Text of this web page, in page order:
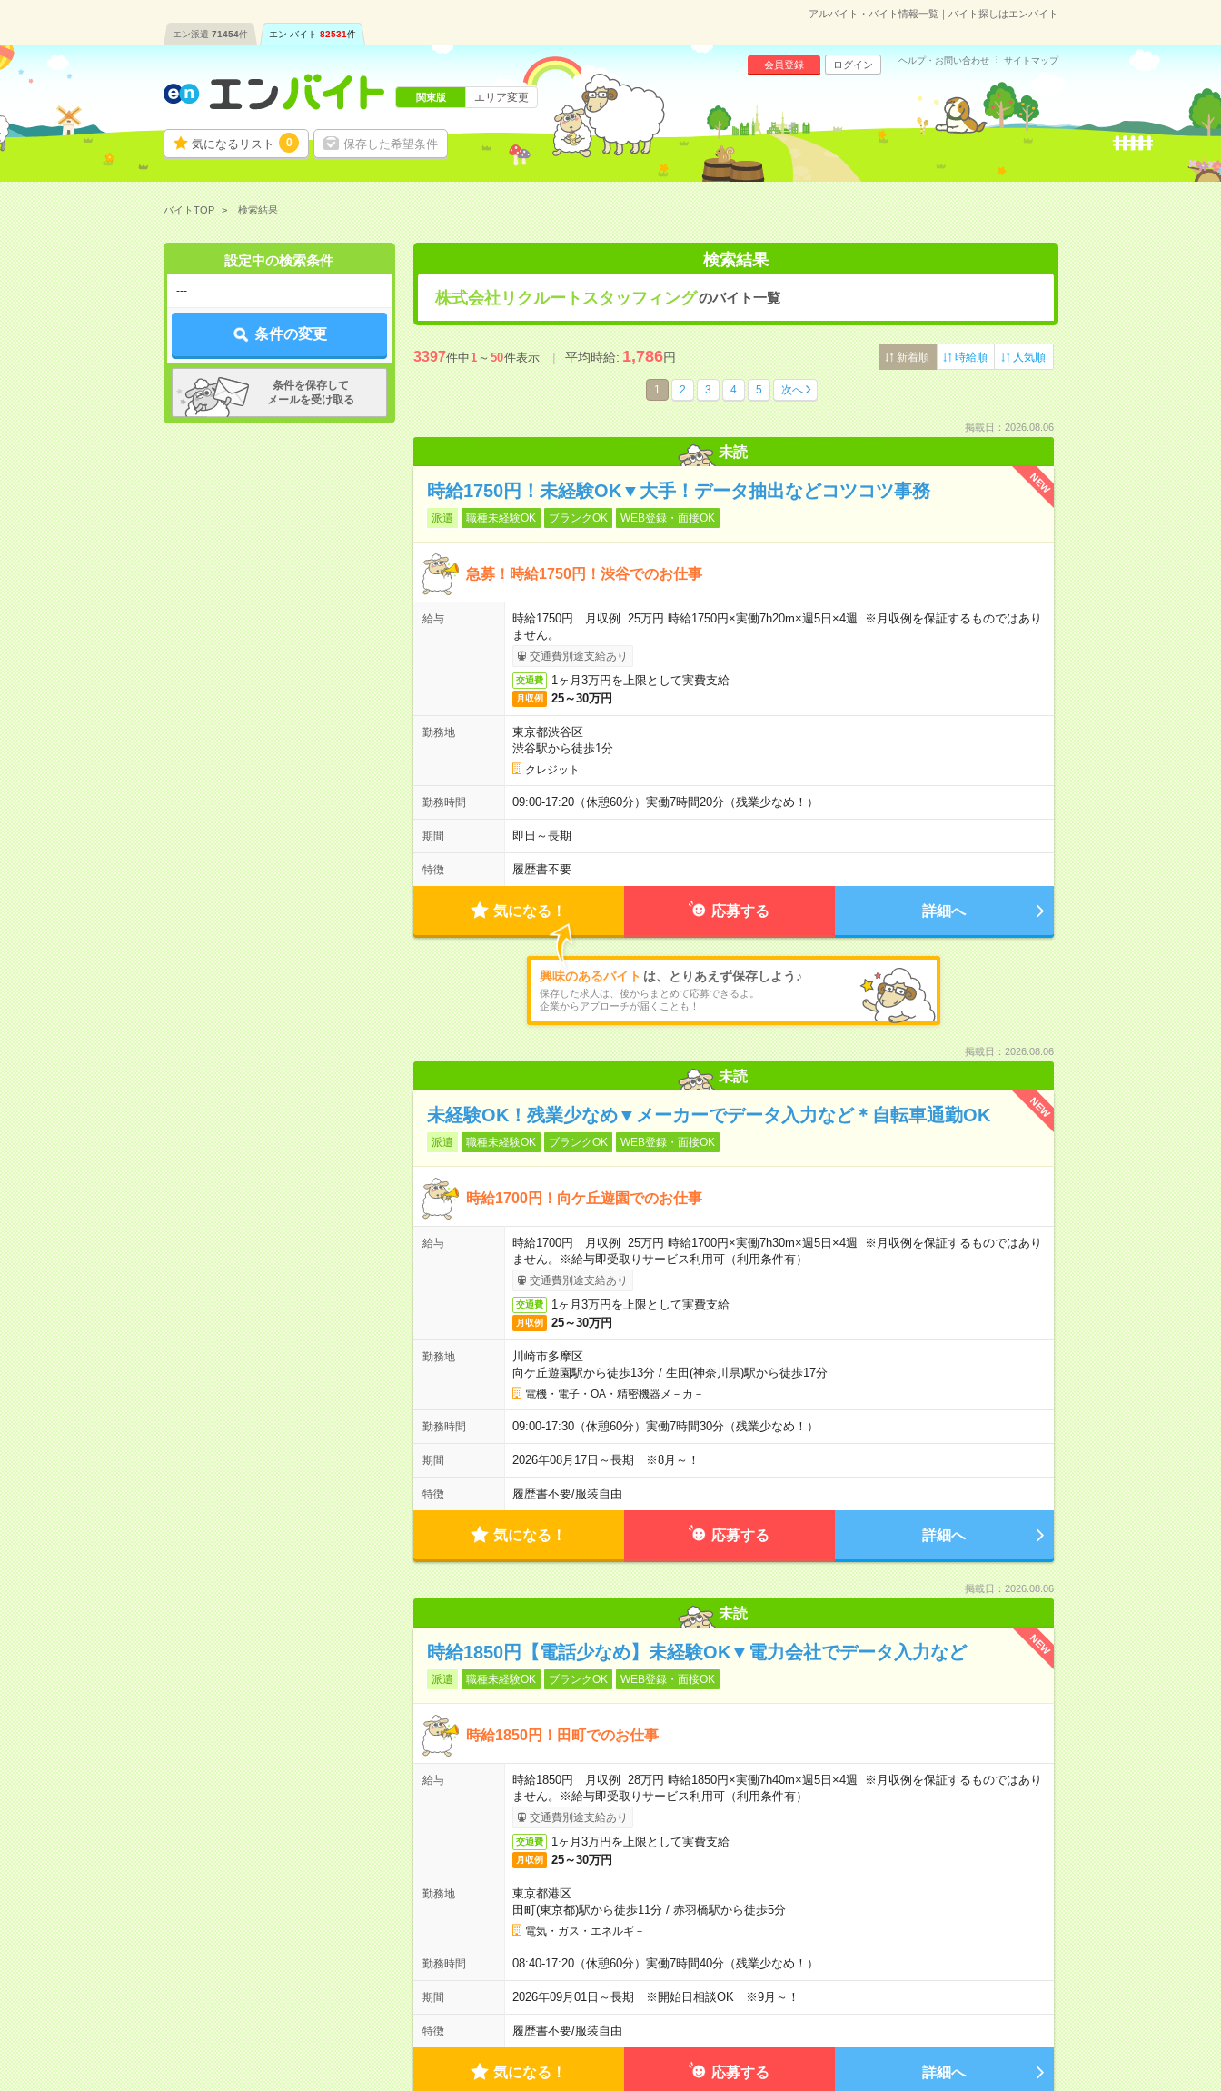
アルバイト・バイト情報一覧｜バイト探しはエンバイト
エン派遣 71454件 エン バイト 82531件
気になるリスト 0 保存した希望条件
会員登録 ログイン ヘルプ・お問い合わせ サイトマップ
関東版 エリア変更
バイトTOP 検索結果
設定中の検索条件
---
条件の変更
条件を保存して
メールを受け取る
検索結果
株式会社リクルートスタッフィングのバイト一覧
3397件中1～50件表示 平均時給:1,786円 新着順 時給順 人気順
1 2 3 4 5 次へ
掲載日：2026.08.06
未読
NEW
時給1750円！未経験OK▼大手！データ抽出などコツコツ事務
派遣 職種未経験OK ブランクOK WEB登録・面接OK
急募！時給1750円！渋谷でのお仕事
給与
時給1750円 月収例 25万円 時給1750円×実働7h20m×週5日×4週 ※月収例を保証するものではあり
ません。
交通費別途支給あり
交通費 1ヶ月3万円を上限として実費支給
月収例 25～30万円
勤務地
東京都渋谷区
渋谷駅から徒歩1分
クレジット
勤務時間 09:00-17:20（休憩60分）実働7時間20分（残業少なめ！）
期間 即日～長期
特徴 履歴書不要
気になる！ 応募する 詳細へ
興味のあるバイト は、とりあえず保存しよう♪
保存した求人は、後からまとめて応募できるよ。
企業からアプローチが届くことも！
掲載日：2026.08.06
未読
NEW
未経験OK！残業少なめ▼メーカーでデータ入力など＊自転車通勤OK
派遣 職種未経験OK ブランクOK WEB登録・面接OK
時給1700円！向ケ丘遊園でのお仕事
給与
時給1700円 月収例 25万円 時給1700円×実働7h30m×週5日×4週 ※月収例を保証するものではあり
ません。※給与即受取りサービス利用可（利用条件有）
交通費別途支給あり
交通費 1ヶ月3万円を上限として実費支給
月収例 25～30万円
勤務地
川崎市多摩区
向ケ丘遊園駅から徒歩13分/ 生田(神奈川県)駅から徒歩17分
電機・電子・OA・精密機器メ－カ－
勤務時間 09:00-17:30（休憩60分）実働7時間30分（残業少なめ！）
期間 2026年08月17日～長期 ※8月～！
特徴 履歴書不要/服装自由
気になる！ 応募する 詳細へ
掲載日：2026.08.06
未読
NEW
時給1850円【電話少なめ】未経験OK▼電力会社でデータ入力など
派遣 職種未経験OK ブランクOK WEB登録・面接OK
時給1850円！田町でのお仕事
給与
時給1850円 月収例 28万円 時給1850円×実働7h40m×週5日×4週 ※月収例を保証するものではあり
ません。※給与即受取りサービス利用可（利用条件有）
交通費別途支給あり
交通費 1ヶ月3万円を上限として実費支給
月収例 25～30万円
勤務地
東京都港区
田町(東京都)駅から徒歩11分/ 赤羽橋駅から徒歩5分
電気・ガス・エネルギ－
勤務時間 08:40-17:20（休憩60分）実働7時間40分（残業少なめ！）
期間 2026年09月01日～長期 ※開始日相談OK ※9月～！
特徴 履歴書不要/服装自由
気になる！ 応募する 詳細へ